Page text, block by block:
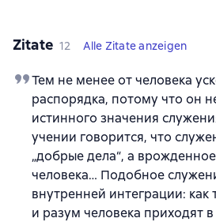
Zitate 12 Alle Zitate anzeigen
Тем не менее от человека
распорядка, потому что он
истинного значения
учении говорится, что
„добрые дела“, а
человека… Подобное
внутренней интеграции: как
и разум человека приходят